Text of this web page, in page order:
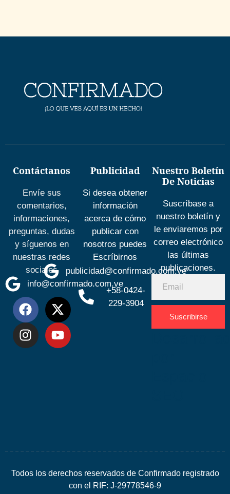
Contáctanos
Envíe sus
comentarios,
informaciones,
preguntas, dudas
y síguenos en
nuestras redes
sociales
info@confirmado.com.ve
Publicidad
Si desea obtener
información
acerca de cómo
publicar con
nosotros puedes
Escríbirnos
publicidad@confirmado.com.ve
+58-0424-
229-3904
Nuestro Boletín
De Noticias
Suscríbase a
nuestro boletín y
le enviaremos por
correo electrónico
las últimas
publicaciones.
Suscribirse
Todos los derechos reservados de Confirmado registrado
con el RIF: J-29778546-9